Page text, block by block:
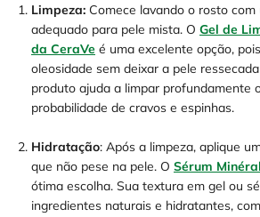
Limpeza: Comece lavando o rosto
adequado para pele mista. O Gel de
da CeraVe é uma excelente opção,
oleosidade sem deixar a pele
produto ajuda a limpar profundamente
probabilidade de cravos e espinhas.
Hidratação: Após a limpeza, aplique
que não pese na pele. O Sérum
ótima escolha. Sua textura em gel ou
ingredientes naturais e hidratantes,